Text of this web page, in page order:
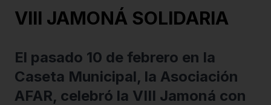
VIII JAMONÁ SOLIDARIA
El pasado 10 de febrero en la
Caseta Municipal, la Asociación
AFAR, celebró la VIII Jamoná con